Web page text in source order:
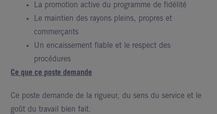
La promotion active du programme de fidélité
Le maintien des rayons pleins, propres et
commerçants
Un encaissement fiable et le respect des
procédures
Ce que ce poste demande
Ce poste demande de la rigueur, du sens du service et le
goût du travail bien fait.